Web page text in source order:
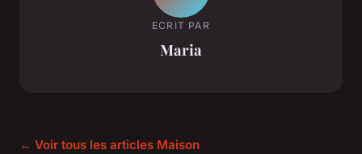
ECRIT PAR
Maria
← Voir tous les articles Maison